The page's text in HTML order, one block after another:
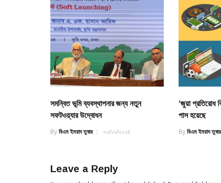
সমন্বিত ভূমি ব্যবস্থাপনার জন্য নতুন
সফটওয়্যার উদ্বোধন
Byবিএম ইমরাদ তুষার ০২/১২/২০২৪
‘জুয়া প্রতিরোধ
পাস হয়েছে
Byবিএম ইমরাদ তুষার
Leave a Reply